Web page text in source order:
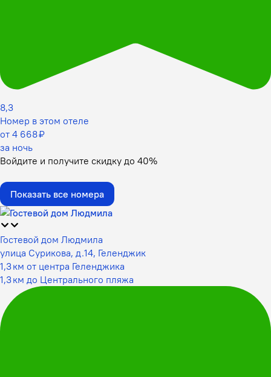
8,3
Номер в этом отеле
от 4 668 ₽
за ночь
Войдите и получите скидку до 40%
Показать все номера
Гостевой дом Людмила
улица Сурикова, д.14, Геленджик
1,3 км от центра Геленджика
1,3 км до Центрального пляжа